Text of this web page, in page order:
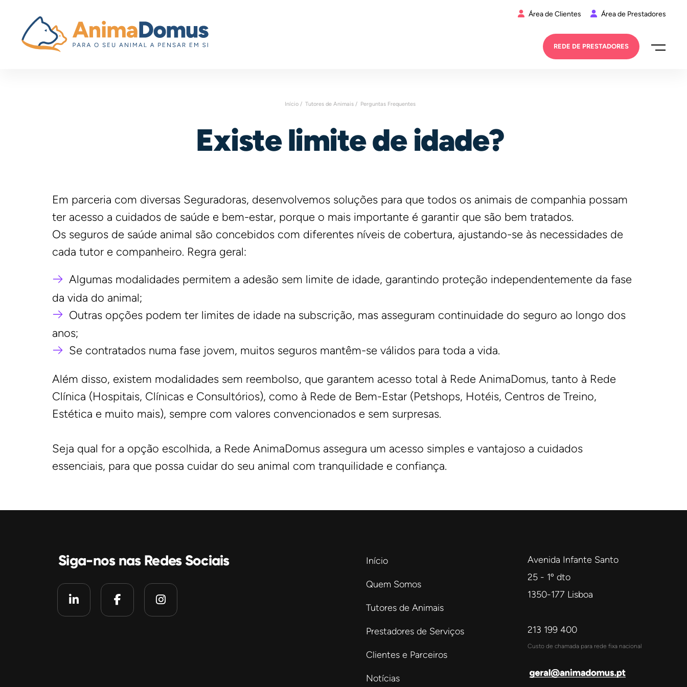
Área de Clientes Área de Prestadores
REDE DE PRESTADORES
Início / Tutores de Animais / Perguntas Frequentes
Existe limite de idade?
Em parceria com diversas Seguradoras, desenvolvemos soluções para que todos os animais de companhia possam
ter acesso a cuidados de saúde e bem-estar, porque o mais importante é garantir que são bem tratados.
Os seguros de saúde animal são concebidos com diferentes níveis de cobertura, ajustando-se às necessidades de
cada tutor e companheiro. Regra geral:
Algumas modalidades permitem a adesão sem limite de idade, garantindo proteção independentemente da fase
da vida do animal;
Outras opções podem ter limites de idade na subscrição, mas asseguram continuidade do seguro ao longo dos
anos;
Se contratados numa fase jovem, muitos seguros mantêm-se válidos para toda a vida.
Além disso, existem modalidades sem reembolso, que garantem acesso total à Rede AnimaDomus, tanto à Rede
Clínica (Hospitais, Clínicas e Consultórios), como à Rede de Bem-Estar (Petshops, Hotéis, Centros de Treino,
Estética e muito mais), sempre com valores convencionados e sem surpresas.
Seja qual for a opção escolhida, a Rede AnimaDomus assegura um acesso simples e vantajoso a cuidados
essenciais, para que possa cuidar do seu animal com tranquilidade e confiança.
Siga-nos nas Redes Sociais Início
Quem Somos
Tutores de Animais
Prestadores de Serviços
Clientes e Parceiros
Notícias
Avenida Infante Santo
25 - 1º dto
1350-177 Lisboa
213 199 400
Custo de chamada para rede fixa nacional